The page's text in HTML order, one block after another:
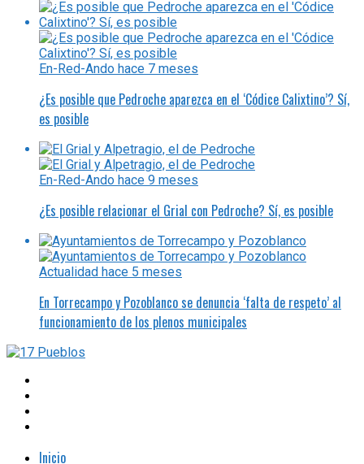
En-Red-Ando hace 7 meses
¿Es posible que Pedroche aparezca en el ‘Códice Calixtino’? Sí,
es posible
En-Red-Ando hace 9 meses
¿Es posible relacionar el Grial con Pedroche? Sí, es posible
Actualidad hace 5 meses
En Torrecampo y Pozoblanco se denuncia ‘falta de respeto’ al
funcionamiento de los plenos municipales
Inicio